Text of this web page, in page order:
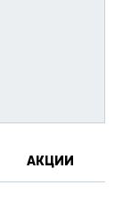
АКЦИИ